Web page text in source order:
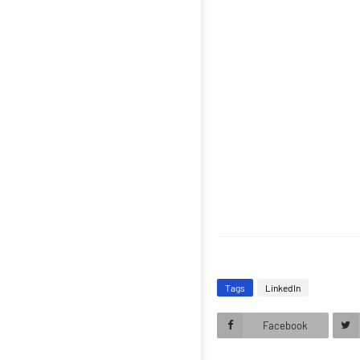
Tags LinkedIn
Facebook